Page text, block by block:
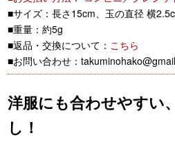
■サイズ：長さ15cm、玉の直径 横
■重量：約5g
■返品・交換について： こちら
■お問い合わせ：
洋服にも合わせやすい
し！